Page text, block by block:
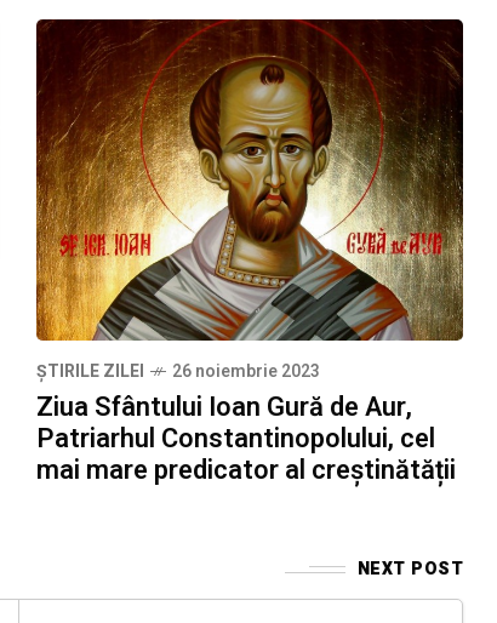
ȘTIRILE ZILEI 26 noiembrie 2023
Ziua Sfântului Ioan Gură de Aur,
Patriarhul Constantinopolului, cel
mai mare predicator al creștinătății
NEXT POST